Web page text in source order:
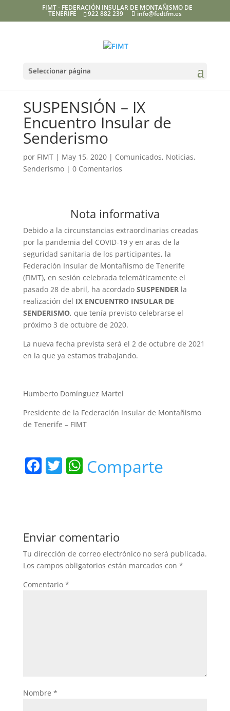
FIMT - FEDERACIÓN INSULAR DE MONTAÑISMO DE
TENERIFE 922 882 239 info@fedtfm.es
Seleccionar página
SUSPENSIÓN – IX
Encuentro Insular de
Senderismo
por FIMT| May 15, 2020| Comunicados, Noticias,
Senderismo| 0 Comentarios
Nota informativa
Debido a la circunstancias extraordinarias creadas
por la pandemia del COVID-19 y en aras de la
seguridad sanitaria de los participantes, la
Federación Insular de Montañismo de Tenerife
(FIMT), en sesión celebrada telemáticamente el
pasado 28 de abril, ha acordado SUSPENDERla
realización del IX ENCUENTRO INSULAR DE
SENDERISMO, que tenía previsto celebrarse el
próximo 3 de octubre de 2020.
La nueva fecha prevista será el 2 de octubre de 2021
en la que ya estamos trabajando.
Humberto Domínguez Martel
Presidente de la Federación Insular de Montañismo
de Tenerife – FIMT
F
b
o
o
k
T W
A
p
p
Comparte
Enviar comentario
Tu dirección de correo electrónico no será publicada.
Los campos obligatorios están marcados con *
Comentario *
Nombre *